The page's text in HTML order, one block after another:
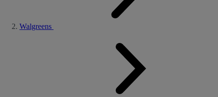
Walgreens